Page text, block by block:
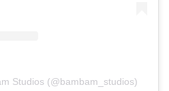
Studios (@bambam_studios)